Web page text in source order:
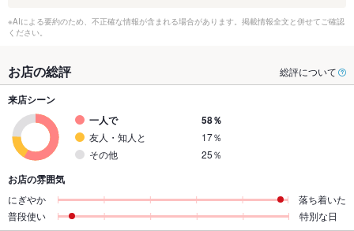
※AIによる要約のため、不正確な情報が含まれる場合があります。掲載情報全文と併せてご確認
ください。
お店の総評 総評について
来店シーン
一人で
58％
友人・知人と
17％
その他
25％
お店の雰囲気
にぎやか
落ち着いた
普段使い
特別な日